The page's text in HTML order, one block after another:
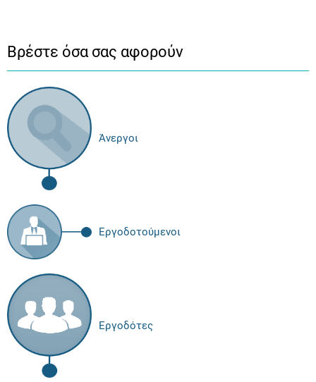
Βρέστε όσα σας αφορούν
Άνεργοι
Εργοδοτούμενοι
Εργοδότες